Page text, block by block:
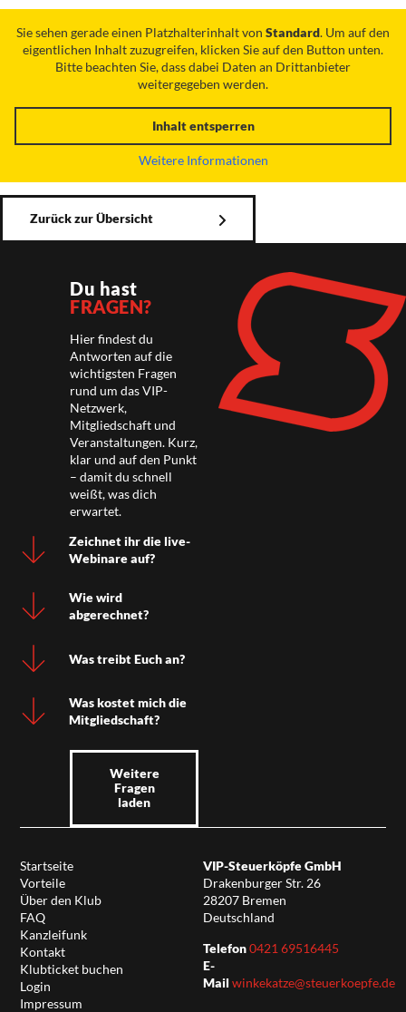
Sie sehen gerade einen Platzhalterinhalt von Standard. Um auf den
eigentlichen Inhalt zuzugreifen, klicken Sie auf den Button unten.
Bitte beachten Sie, dass dabei Daten an Drittanbieter
weitergegeben werden.
Inhalt entsperren
Weitere Informationen
Zurück zur Übersicht
Du hast
FRAGEN?
Hier findest du
Antworten auf die
wichtigsten Fragen
rund um das VIP-
Netzwerk,
Mitgliedschaft und
Veranstaltungen. Kurz,
klar und auf den Punkt
– damit du schnell
weißt, was dich
erwartet.
Zeichnet ihr die live-
Webinare auf?
Wie wird
abgerechnet?
Was treibt Euch an?
Was kostet mich die
Mitgliedschaft?
Weitere
Fragen
laden
Startseite
Vorteile
Über den Klub
FAQ
Kanzleifunk
Kontakt
Klubticket buchen
Login
Impressum
VIP-Steuerköpfe GmbH
Drakenburger Str. 26
28207 Bremen
Deutschland
Telefon0421 69516445
E-
Mail winkekatze@steuerkoepfe.de